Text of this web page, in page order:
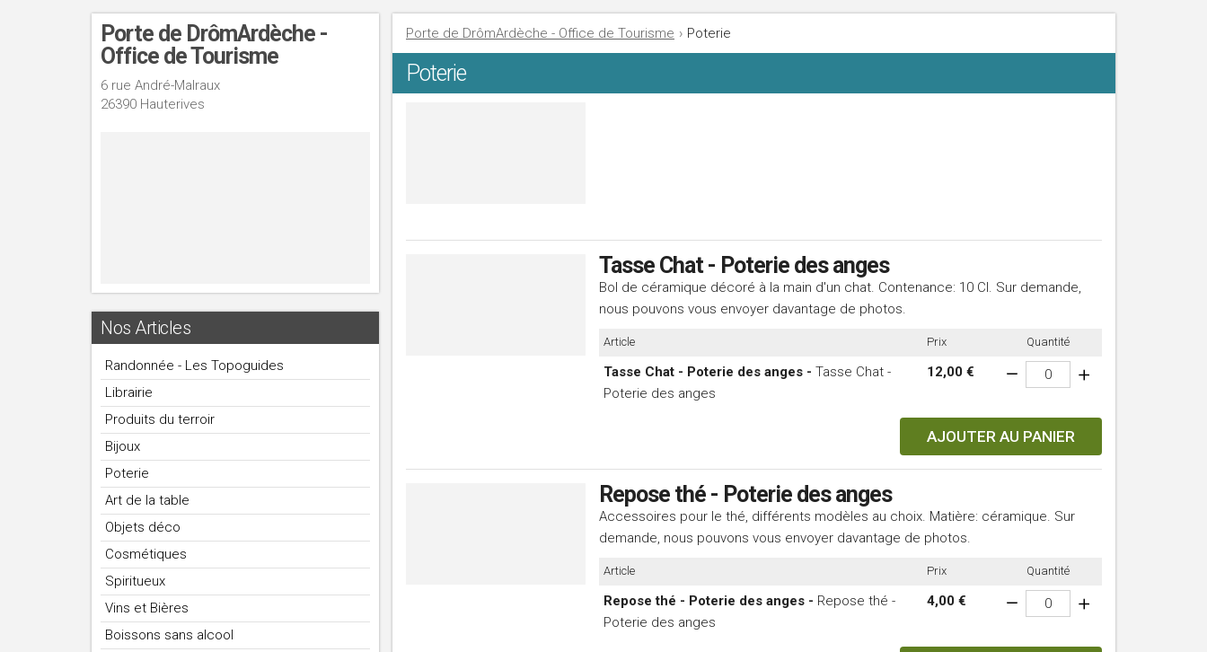
Porte de DrômArdèche -
Office de Tourisme
6 rue André-Malraux
26390 Hauterives
Nos Articles
Randonnée - Les Topoguides
Librairie
Produits du terroir
Bijoux
Poterie
Art de la table
Objets déco
Cosmétiques
Spiritueux
Vins et Bières
Boissons sans alcool
Porte de DrômArdèche - Office de Tourisme › Poterie
Poterie
Tasse Chat - Poterie des anges
Bol de céramique décoré à la main d'un chat. Contenance: 10 Cl. Sur demande,
nous pouvons vous envoyer davantage de photos.
Article Prix Quantité
Tasse Chat - Poterie des anges - Tasse Chat -
Poterie des anges
12,00 €
AJOUTER AU PANIER
Repose thé - Poterie des anges
Accessoires pour le thé, différents modèles au choix. Matière: céramique. Sur
demande, nous pouvons vous envoyer davantage de photos.
Article Prix Quantité
Repose thé - Poterie des anges - Repose thé -
Poterie des anges
4,00 €